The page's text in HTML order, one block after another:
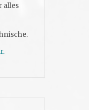
alles